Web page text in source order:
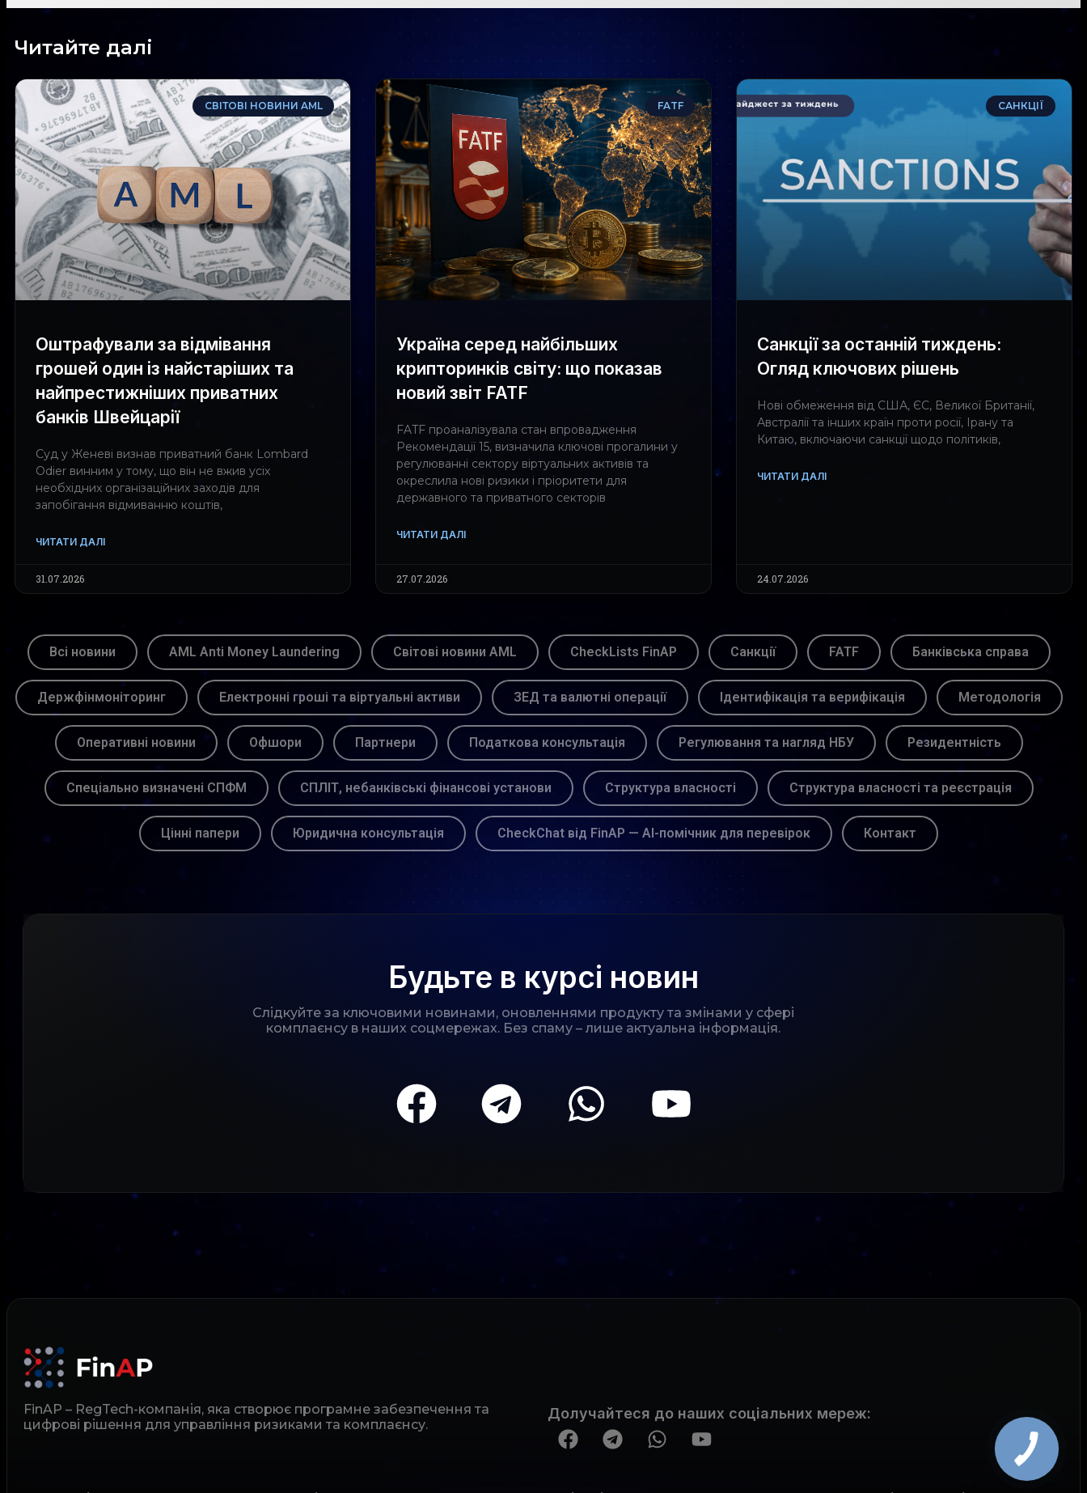
Читайте далі
СВІТОВІ НОВИНИ AML
Оштрафували за відмівання
грошей один із найстаріших та
найпрестижніших приватних
банків Швейцарії
Суд у Женеві визнав приватний банк Lombard
Odier винним у тому, що він не вжив усіх
необхідних організаційних заходів для
запобігання відмиванню коштів,
ЧИТАТИ ДАЛІ
31.07.2026
FATF
Україна серед найбільших
крипторинків світу: що показав
новий звіт FATF
FATF проаналізувала стан впровадження
Рекомендації 15, визначила ключові прогалини у
регулюванні сектору віртуальних активів та
окреслила нові ризики і пріоритети для
державного та приватного секторів
ЧИТАТИ ДАЛІ
27.07.2026
САНКЦІЇ
Санкції за останній тиждень:
Огляд ключових рішень
Нові обмеження від США, ЄС, Великої Британії,
Австралії та інших країн проти росії, Ірану та
Китаю, включаючи санкції щодо політиків,
ЧИТАТИ ДАЛІ
24.07.2026
Всі новини AML Anti Money Laundering Світові новини AML CheckLists FinAP Санкції FATF Банківська справа
Держфінмоніторинг Електронні гроші та віртуальні активи ЗЕД та валютні операції Ідентифікація та верифікація Методологія
Оперативні новини Офшори Партнери Податкова консультація Регулювання та нагляд НБУ Резидентність
Спеціально визначені СПФМ СПЛІТ, небанківські фінансові установи Структура власності Структура власності та реєстрація
Цінні папери Юридична консультація CheckChat від FinAP — AI-помічник для перевірок Контакт
Будьте в курсі новин
Слідкуйте за ключовими новинами, оновленнями продукту та змінами у сфері
комплаєнсу в наших соцмережах. Без спаму – лише актуальна інформація.
FinAP – RegTech-компанія, яка створює програмне забезпечення та
цифрові рішення для управління ризиками та комплаєнсу.
Долучайтеся до наших соціальних мереж: